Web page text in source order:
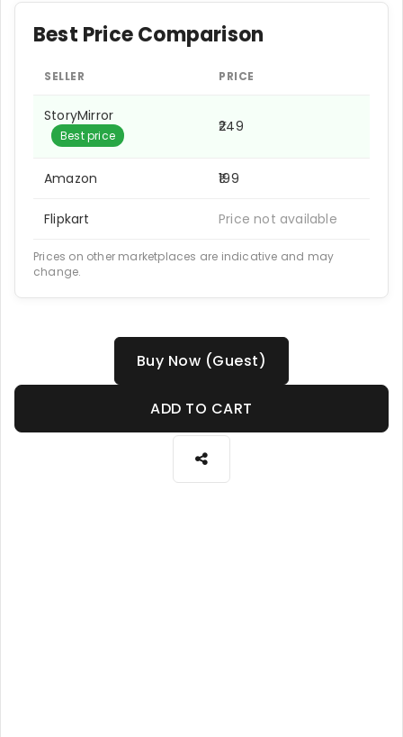
Best Price Comparison
SELLER PRICE
StoryMirror
Best price
₹249
Amazon ₹199
Flipkart Price not available
Prices on other marketplaces are indicative and may
change.
Buy Now (Guest)
ADD TO CART